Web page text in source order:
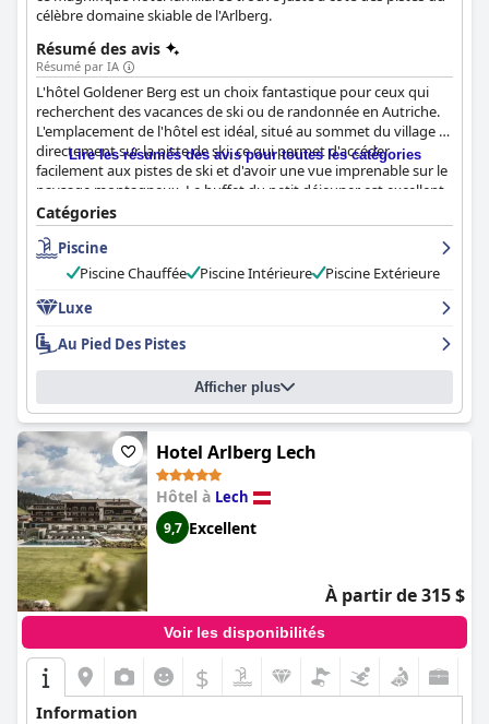
célèbre domaine skiable de l'Arlberg.
Résumé des avis
Résumé par IA
L'hôtel Goldener Berg est un choix fantastique pour ceux qui
recherchent des vacances de ski ou de randonnée en Autriche.
L'emplacement de l'hôtel est idéal, situé au sommet du village et
directement sur la piste de ski, ce qui permet d'accéder
facilement aux pistes de ski et d'avoir une vue imprenable sur le
paysage montagneux. Le buffet du petit déjeuner est excellent,
avec une sélection riche et variée d'aliments délicieux et sains,
tandis que le dîner est fantastique, avec des plats régionaux et
classiques autrichiens de grande qualité. Le personnel est
exceptionnellement amical et serviable, se surpassant pour
absolument, offrant une évasion paisible avec une variété
un excellent choix pour les skieurs, avec la piste de ski située
juste à côté de l'hôtel et les randonnées en raquettes et autres
activités relaxantes disponibles hors saison. Bien que certains
clients aient noté que certaines chambres semblaient désuètes
et avaient besoin d'être rénovées, beaucoup d'entre eux ont
apprécié leur séjour et les équipements proposés. Dans
l'ensemble, l'hôtel Goldener Berg est un excellent choix pour des
vacances à Oberlech.
Lire les résumés des avis pour toutes les catégories
Catégories
Piscine
Piscine Chauffée
Piscine Intérieure
Piscine Extérieure
Luxe
Au Pied Des Pistes
Afficher plus
Hotel Arlberg Lech
Hôtel à Lech
9,7 Excellent
À partir de 315 $
Voir les disponibilités
$
Information